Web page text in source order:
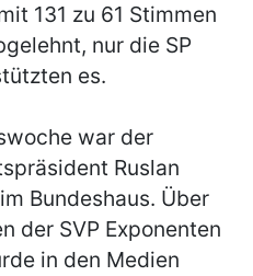
131 zu 61 Stimmen
nur die SP
es.
war der
Ruslan
Bundeshaus. Über
der SVP Exponenten
in den Medien